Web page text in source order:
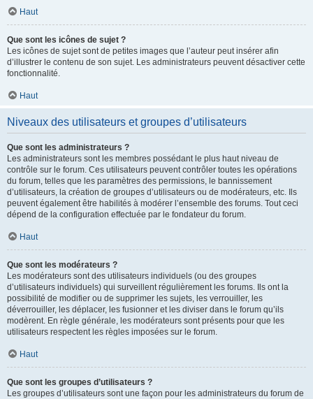
Haut
Que sont les icônes de sujet ?
Les icônes de sujet sont de petites images que l’auteur peut insérer afin
d’illustrer le contenu de son sujet. Les administrateurs peuvent désactiver cette
fonctionnalité.
Haut
Niveaux des utilisateurs et groupes d’utilisateurs
Que sont les administrateurs ?
Les administrateurs sont les membres possédant le plus haut niveau de
contrôle sur le forum. Ces utilisateurs peuvent contrôler toutes les opérations
du forum, telles que les paramètres des permissions, le bannissement
d’utilisateurs, la création de groupes d’utilisateurs ou de modérateurs, etc. Ils
peuvent également être habilités à modérer l’ensemble des forums. Tout ceci
dépend de la configuration effectuée par le fondateur du forum.
Haut
Que sont les modérateurs ?
Les modérateurs sont des utilisateurs individuels (ou des groupes
d’utilisateurs individuels) qui surveillent régulièrement les forums. Ils ont la
possibilité de modifier ou de supprimer les sujets, les verrouiller, les
déverrouiller, les déplacer, les fusionner et les diviser dans le forum qu’ils
modèrent. En règle générale, les modérateurs sont présents pour que les
utilisateurs respectent les règles imposées sur le forum.
Haut
Que sont les groupes d’utilisateurs ?
Les groupes d’utilisateurs sont une façon pour les administrateurs du forum de